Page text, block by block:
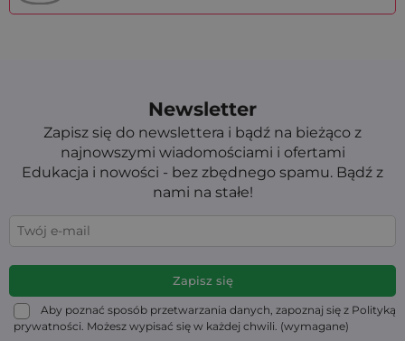
Newsletter
Zapisz się do newslettera i bądź na bieżąco z
najnowszymi wiadomościami i ofertami
Edukacja i nowości - bez zbędnego spamu. Bądź z
nami na stałe!
Aby poznać sposób przetwarzania danych, zapoznaj się z Polityką
prywatności. Możesz wypisać się w każdej chwili. (wymagane)